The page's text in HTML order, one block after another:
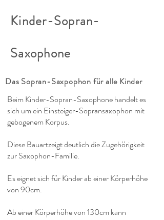
Kinder-Sopran-
Saxophone
Das Sopran-Saxpophon für alle Kinder
Beim Kinder-Sopran-Saxophone handelt es
sich um ein Einsteiger-Sopransaxophon mit
gebogenem Korpus.
Diese Bauartzeigt deutlich die Zugehörigkeit
zur Saxophon-Familie.
Es eignet sich für Kinder ab einer Körperhöhe
von 90cm.
Ab einer Körperhöhe von 130cm kann